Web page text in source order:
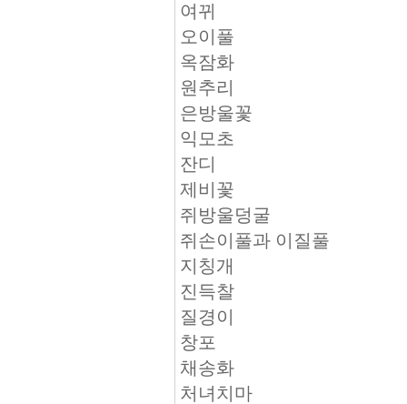
여뀌
오이풀
옥잠화
원추리
은방울꽃
익모초
잔디
제비꽃
쥐방울덩굴
쥐손이풀과 이질풀
지칭개
진득찰
질경이
창포
채송화
처녀치마